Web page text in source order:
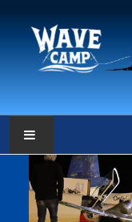
HLAVNÍ STRÁNKA
POČASÍ